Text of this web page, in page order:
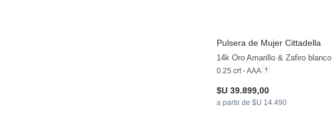
Pulsera de Mujer Cittadella
14k Oro Amarillo & Zafiro blanco
0.25 crt - AAA
$U 39.899,00
a partir de $U 14.490